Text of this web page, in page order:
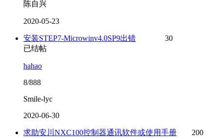
陈自兴
2020-05-23
安装STEP7-Microwinv4.0SP9出错
30
已结帖
hahao
8/888
Smile-lyc
2020-06-30
求助安川NXC100控制器通讯软件或使用手册 200